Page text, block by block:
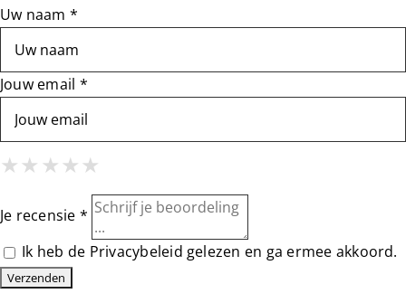
Blog
Dichtstbijzijnde winkel
▼
Uw naam *
Jouw email *
★1 Star
★★ 2 Stars
★★ ★3 Stars
★★ ★★4 Stars
★★ ★★★
Je recensie *
Ik heb de Privacybeleid gelezen en ga ermee akkoord.